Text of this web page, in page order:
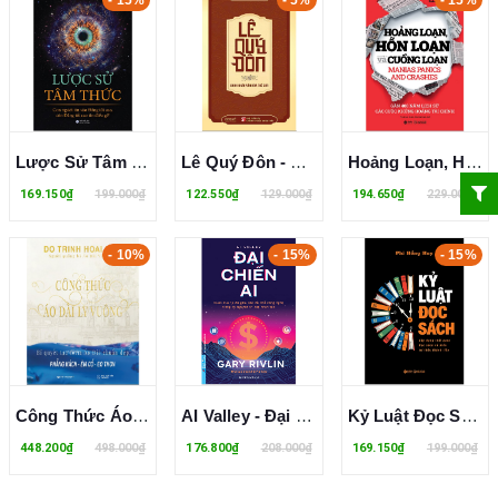
Lược Sử Tâm Thức - Con Người Tin Vào Đấng Tối Cao, Còn Đấng Tối Cao Tin Điều Gì? - Tuấn Vũ
169.150₫ 199.000₫
Lê Quý Đôn - Danh Nhân Văn Hóa Thế Giới - Nguyễn Thanh
122.550₫ 129.000₫
Hoảng Loạn, Hỗn Loạn Và Cuồng Loạn
194.650₫ 229.000₫
- 10%
Công Thức Áo Dài Ly Vuông - Đỗ Trịnh Hoài Nam
448.200₫ 498.000₫
- 15%
AI Valley - Đại Chiến AI - Cuộc Đua Tỷ Đô Giữa Các Đế Chế Công Nghệ Trong Kỷ Nguyên Trí Tuệ Nhân Tạo - Gary Rivlin
176.800₫ 208.000₫
- 15%
Kỷ Luật Đọc Sách - Xây Dựng Thói Quen Đọc Sách Và Biến Tri Thức Thành Tiền - Phi Hồng Huy
169.150₫ 199.000₫